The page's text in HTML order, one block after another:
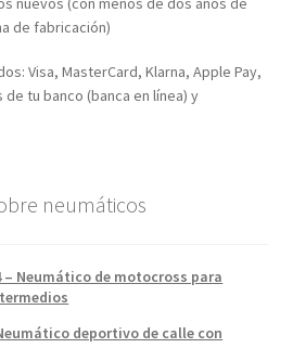
de fabricación)
Visa, MasterCard, Klarna, Apple Pay,
tu banco (banca en línea) y
neumáticos
– Neumático de motocross para
deportivo de calle con